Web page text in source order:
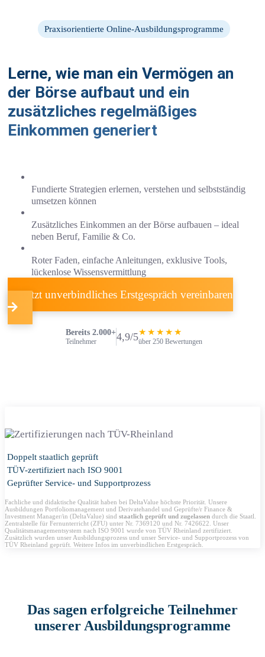
Praxisorientierte Online-Ausbildungsprogramme
Lerne, wie man ein Vermögen an
der Börse aufbaut und ein
zusätzliches regelmäßiges
Einkommen generiert
Fundierte Strategien erlernen, verstehen und selbstständig
umsetzen können
Zusätzliches Einkommen an der Börse aufbauen – ideal
neben Beruf, Familie & Co.
Roter Faden, einfache Anleitungen, exklusive Tools,
lückenlose Wissensvermittlung
Jetzt unverbindliches Erstgespräch vereinbaren
Bereits 2.000+
Teilnehmer 4,9/5★★★★★
über 250 Bewertungen
Doppelt staatlich geprüft
TÜV-zertifiziert nach ISO 9001
Geprüfter Service- und Supportprozess
Fachliche und didaktische Qualität haben bei DeltaValue höchste Priorität. Unsere
Ausbildungen Portfoliomanagement und Derivatehandel und Geprüfte/r Finance &
Investment Manager/in (DeltaValue) sind staatlich geprüft und zugelassen durch die Staatl.
Zentralstelle für Fernunterricht (ZFU) unter Nr. 7369120 und Nr. 7426622. Unser
Qualitätsmanagementsystem nach ISO 9001 wurde von TÜV Rheinland zertifiziert.
Zusätzlich wurden unser Ausbildungsprozess und unser Service- und Supportprozess von
TÜV Rheinland geprüft. Weitere Infos im unverbindlichen Erstgespräch.
Das sagen erfolgreiche Teilnehmer
unserer Ausbildungsprogramme